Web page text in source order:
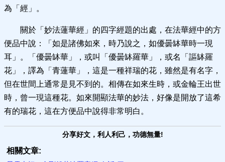
為「經」。
關於「妙法蓮華經」的四字經題的出處，在法華經中的方
便品中說：「如是諸佛如來，時乃說之，如優曇缽華時一現
耳」。「優曇缽華」，或叫「優曇缽羅華」，或名「謳缽羅
花」，譯為「青蓮華」，這是一種祥瑞的花，雖然是有名字，
但在世間上通常是見不到的。相傳在如來生時，或金輪王出世
時，曾一現這種花。如來開顯法華的妙法，好像是開放了這希
有的瑞花，這在方便品中說得非常明白。
分享好文，利人利己，功德無量!
相關文章: